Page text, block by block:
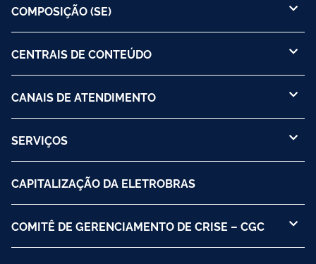
COMPOSIÇÃO (SE)
CENTRAIS DE CONTEÚDO
CANAIS DE ATENDIMENTO
SERVIÇOS
CAPITALIZAÇÃO DA ELETROBRAS
COMITÊ DE GERENCIAMENTO DE CRISE – CGC